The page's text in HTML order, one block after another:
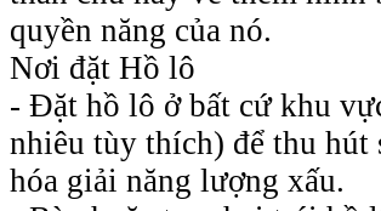
quyền năng của nó.
Nơi đặt Hồ lô
- Đặt hồ lô ở bất cứ khu
nhiêu tùy thích) để thu hút
hóa giải năng lượng xấu.